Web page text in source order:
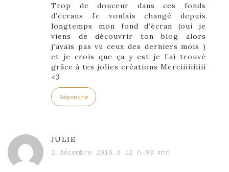
Trop de douceur dans ces fonds
d’écrans Je voulais changé depuis
longtemps mon fond d’écran (oui je
viens de découvrir ton blog alors
j’avais pas vu ceux des derniers mois )
et je crois que ça y est je l’ai trouvé
grâce à tes jolies créations Merciiiiiiiiii
<3
Répondre
JULIE
2 décembre 2016 à 12 h 03 min